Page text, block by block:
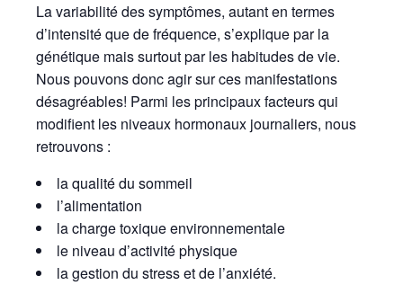
La variabilité des symptômes, autant en termes
d’intensité que de fréquence, s’explique par la
génétique mais surtout par les habitudes de vie.
Nous pouvons donc agir sur ces manifestations
désagréables! Parmi les principaux facteurs qui
modifient les niveaux hormonaux journaliers, nous
retrouvons :
la qualité du sommeil
l’alimentation
la charge toxique environnementale
le niveau d’activité physique
la gestion du stress et de l’anxiété.